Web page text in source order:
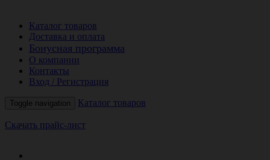
Каталог товаров
Доставка и оплата
Бонусная программа
О компании
Контакты
Вход / Регистрация
Toggle navigation Каталог товаров
Скачать прайс-лист